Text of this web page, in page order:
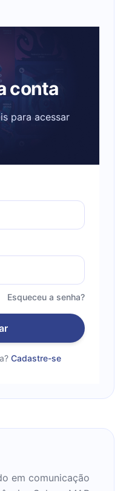
conta
para acessar
Esqueceu a senha?
Cadastre-se
em comunicação